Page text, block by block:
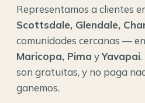
Representamos a clientes
Scottsdale, Glendale,
comunidades cercanas —
Maricopa, Pima yYavapai
son gratuitas, y no paga
ganemos.